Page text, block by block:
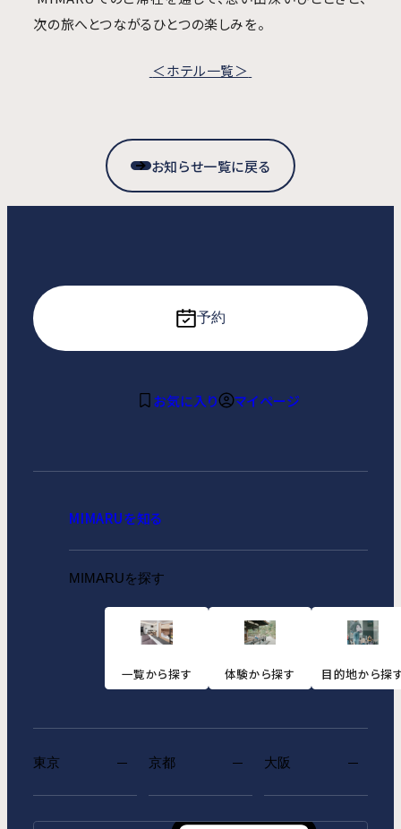
次の旅へとつながるひとつの楽しみを。
＜ホテル一覧＞
お知らせ一覧に戻る
予約
お気に入り マイページ
MIMARUを知る
MIMARUを探す
一覧から探す 体験から探す 目的地から探
東京 京都 大阪